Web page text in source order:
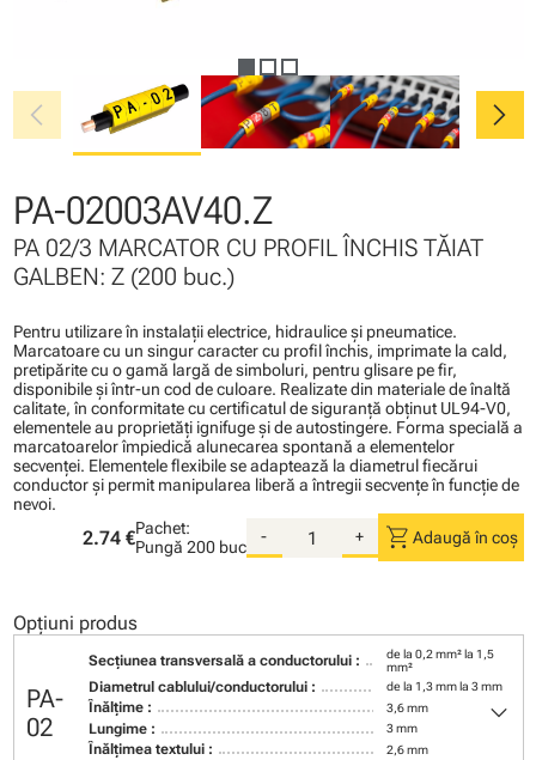
chevron_left chevron_right
PA-02003AV40.Z
PA 02/3 MARCATOR CU PROFIL ÎNCHIS TĂIAT
GALBEN: Z (200 buc.)
Pentru utilizare în instalaţii electrice, hidraulice şi pneumatice.
Marcatoare cu un singur caracter cu profil închis, imprimate la cald,
pretipărite cu o gamă largă de simboluri, pentru glisare pe fir,
disponibile şi într-un cod de culoare. Realizate din materiale de înaltă
calitate, în conformitate cu certificatul de siguranţă obţinut UL94-V0,
elementele au proprietăţi ignifuge şi de autostingere. Forma specială a
marcatoarelor împiedică alunecarea spontană a elementelor
secvenţei. Elementele flexibile se adaptează la diametrul fiecărui
conductor şi permit manipularea liberă a întregii secvenţe în funcţie de
nevoi.
2.74 €Pachet:
Pungă 200 buc
- + shopping_cart Adaugă în coș
Opțiuni produs
PA-
02
Secţiunea transversală a conductorului :
de la 0,2 mm² la 1,5
mm²
Diametrul cablului/conductorului : de la 1,3 mm la 3 mm
Înălţime : 3,6 mm
Lungime : 3 mm
Înălţimea textului : 2,6 mm
keyboard_arrow_down